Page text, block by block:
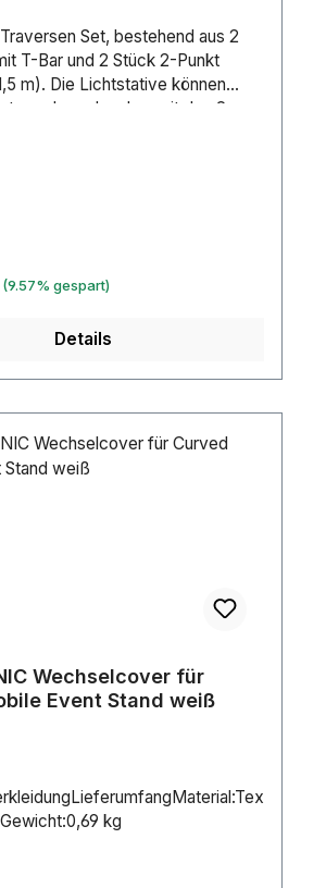
Set, bestehend aus 2
T-Bar und 2 Stück 2-Punkt
m). Die Lichtstative können
werden oder aber mit den 2
Preis:
(9.57% gespart)
Details
Wechselcover für
Event Stand weiß
kg